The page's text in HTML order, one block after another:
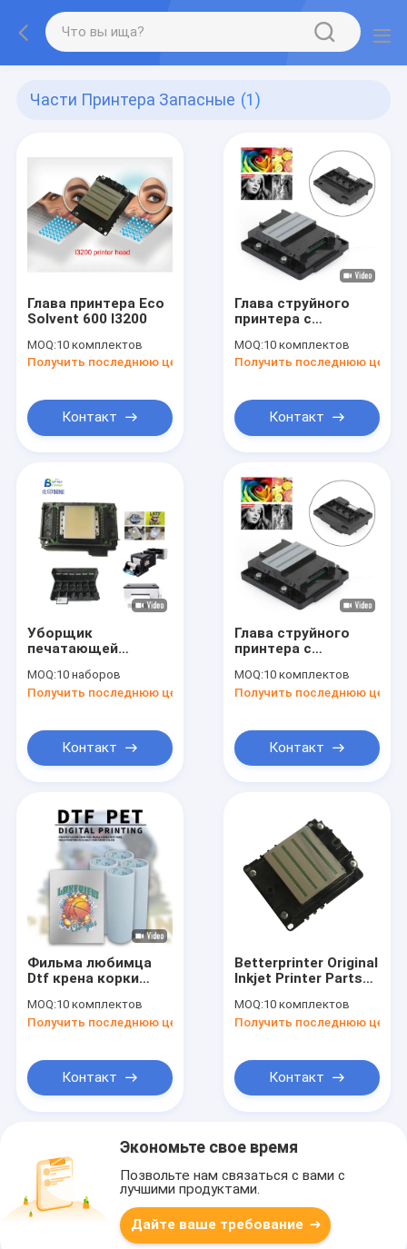
Части Принтера Запасные (1)
Глава принтера Eco
Solvent 600 I3200
MOQ:10 комплектов
Получить последнюю цену
Контакт
Глава струйного
принтера с
высокого
разрешения
MOQ:10 комплектов
Получить последнюю цену
Контакт
Уборщик
печатающей
печатающей
головки Inkjet XP600
струйного
MOQ:10 наборов
Получить последнюю цену
Контакт
Глава струйного
принтера с
высокого
разрешения
MOQ:10 комплектов
Получить последнюю цену
Контакт
Фильма любимца
Dtf крена корки
принтера двойной
бортовой печатая
MOQ:10 комплектов
Получить последнюю цену
Контакт
Betterprinter Original
Inkjet Printer Parts
DTG принтера ДТФ
УФ-принтер
MOQ:10 комплектов
Получить последнюю цену
Контакт
Экономьте свое время
Позвольте нам связаться с вами с
лучшими продуктами.
Дайте ваше требование